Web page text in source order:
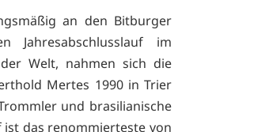
an den Bitburger
Jahresabschlusslauf im
Welt, nahmen sich die
Mertes 1990 in Trier
und brasilianische
ist das renommierteste von